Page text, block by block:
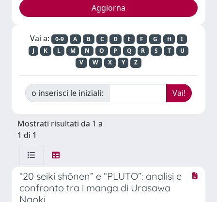
Vai a: 0-9 A B C D E F G H
I
J
K L M N O P Q R S T
U
V
W X Y Z
o inserisci le iniziali:
Mostrati risultati da 1 a
1 di 1
“20 seiki shōnen” e “PLUTO”: analisi e
confronto tra i manga di Urasawa
Naoki